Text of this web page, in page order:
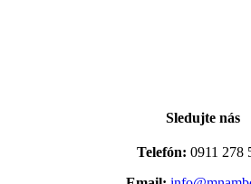
Sledujte nás
Telefón: 0911 278